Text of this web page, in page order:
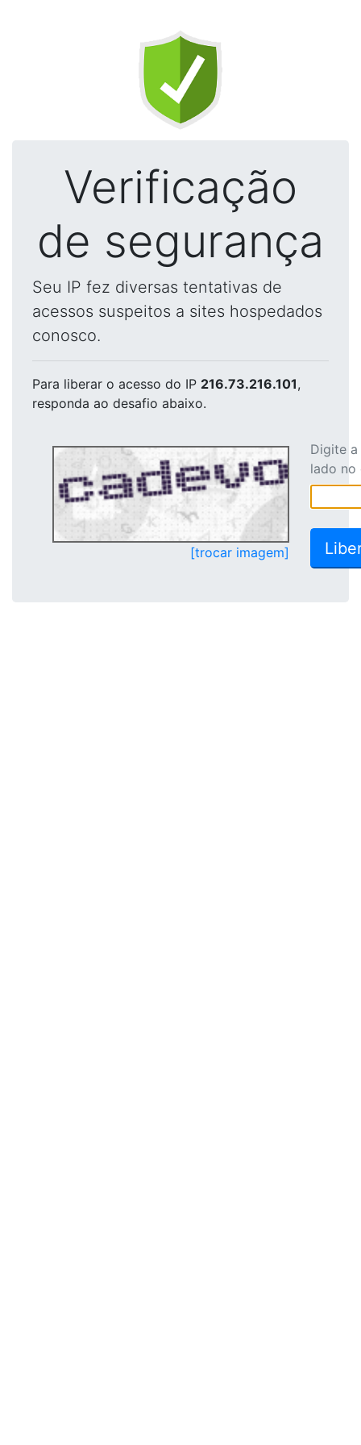
Verificação
de segurança
Seu IP fez diversas tentativas de
acessos suspeitos a sites hospedados
conosco.
Para liberar o acesso do IP 216.73.216.101,
responda ao desafio abaixo.
[trocar imagem]
Digite
lado no